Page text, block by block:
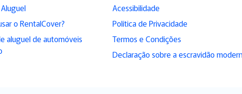
o RentalCover?
aluguel de automóveis
Acessibilidade
Política de Privacidade
Termos e Condições
Declaração sobre a escravidão